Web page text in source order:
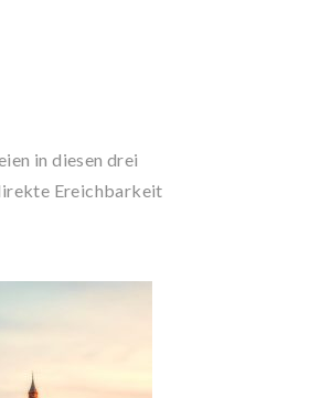
in diesen drei
Ereichbarkeit